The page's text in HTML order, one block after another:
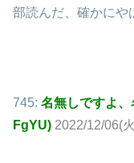
部読んだ、確かに
745: 名無しですよ、
FgYU) 2022/12/06(